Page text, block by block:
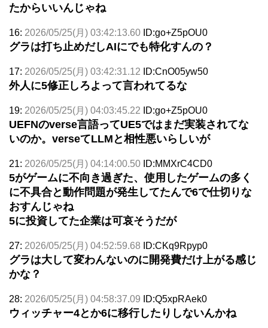
たからいいんじゃね
16: 2026/05/25(月) 03:42:13.60 ID:go+Z5pOU0
グラは打ち止めだしAIにでも特化すんの？
17: 2026/05/25(月) 03:42:31.12 ID:CnO05yw50
外人に5修正しろよって言われてるな
19: 2026/05/25(月) 04:03:45.22 ID:go+Z5pOU0
UEFNのverse言語ってUE5ではまだ実装されてな
いのか。verseてLLMと相性悪いらしいが
21: 2026/05/25(月) 04:14:00.50 ID:MMXrC4CD0
5がゲームに不向き過ぎた、使用したゲームの多く
に不具合と動作問題が発生してたんで6で仕切りな
おすんじゃね
5に投資してた企業は可哀そうだが
27: 2026/05/25(月) 04:52:59.68 ID:CKq9Rpyp0
グラは大して変わんないのに開発費だけ上がる感じ
かな？
28: 2026/05/25(月) 04:58:37.09 ID:Q5xpRAek0
ウィッチャー4とか6に移行したりしないんかね